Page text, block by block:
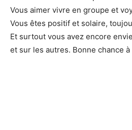
Vous aimer vivre en groupe et
Vous êtes positif et solaire,
Et surtout vous avez encore
et sur les autres. Bonne chance